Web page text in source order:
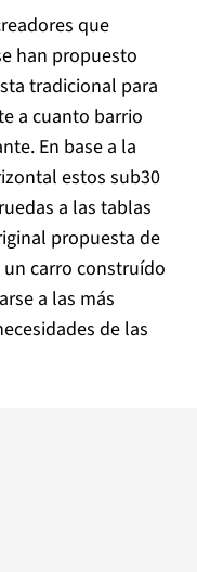
que
han propuesto
tradicional para
a cuanto barrio
En base a la
estos sub30
a las tablas
propuesta de
un carro construído
a las más
de las